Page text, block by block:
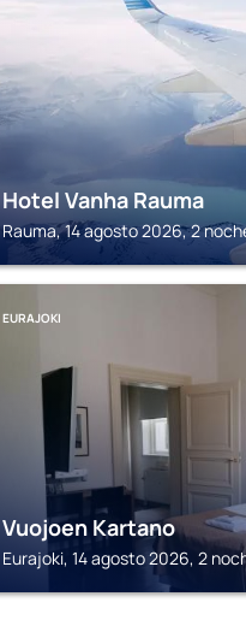
Hotel Vanha Rauma
Rauma, 14 agosto 2026, 2
EURAJOKI
Vuojoen Kartano
Eurajoki, 14 agosto 2026, 2